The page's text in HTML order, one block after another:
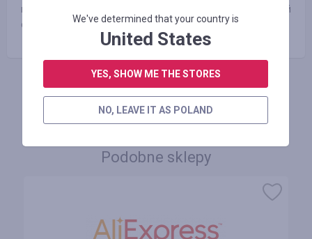
выглядеть так, как им хочется с помощью качественной
одежды по самым низким ценам.
Podobne sklepy
We've determined that your country is
United States
YES, SHOW ME THE STORES
NO, LEAVE IT AS POLAND